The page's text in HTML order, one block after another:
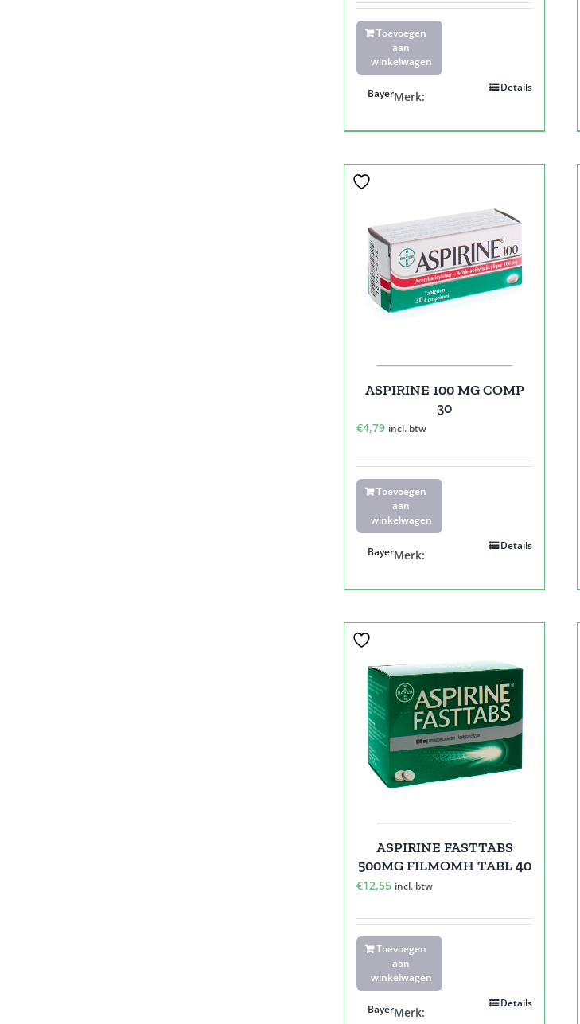
was:
€46,71.
is:
€30,36.
Toevoegen
aan
winkelwagen
Details
Merk:
Bayer
ASPIRINE 100 MG COMP
30
€4,79 incl. btw
Toevoegen
aan
winkelwagen
Details
Merk:
Bayer
ASPIRINE FASTTABS
500MG FILMOMH TABL 40
€12,55 incl. btw
Toevoegen
aan
winkelwagen
Details
Merk:
Bayer